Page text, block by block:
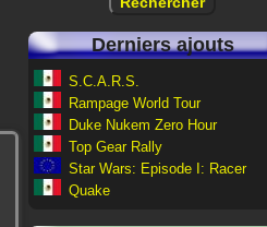
Derniers ajouts
S.C.A.R.S.
Rampage World Tour
Duke Nukem Zero Hour
Top Gear Rally
Star Wars: Episode I: Racer
Quake